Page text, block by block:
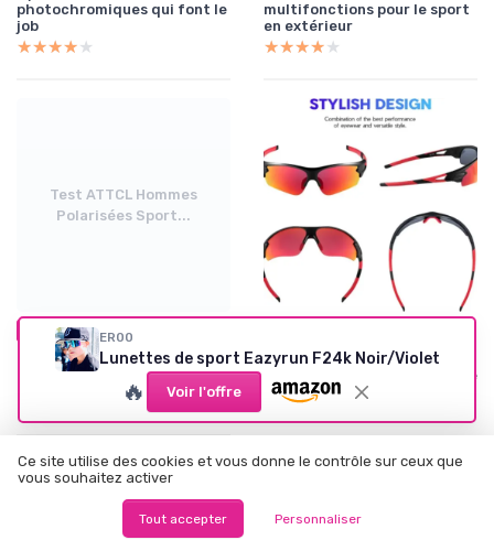
photochromiques qui font le
job
★★★★★
★★★★★
multifonctions pour le sport
en extérieur
★★★★★
★★★★★
Test ATTCL Hommes
Polarisées Sport...
Test Produit •
Test ATTCL Hommes
Polarisées Sport : lunettes
de soleil sportives au
Test BEACOOL Lunette de
Soleil de Sports : Elles font le
taf mais sans plus.
ER00
Lunettes de sport Eazyrun F24k Noir/Violet
🔥 Voir l'offre
Ce site utilise des cookies et vous donne le contrôle sur ceux que
vous souhaitez activer
Tout accepter Personnaliser